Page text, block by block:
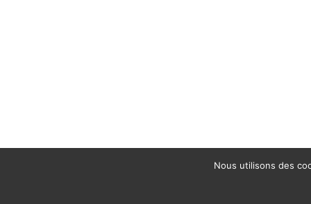
Nous utilisons des